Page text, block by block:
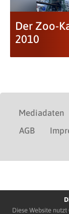
Der Zoo-
2010
Mediadaten
AGB
Diese Website